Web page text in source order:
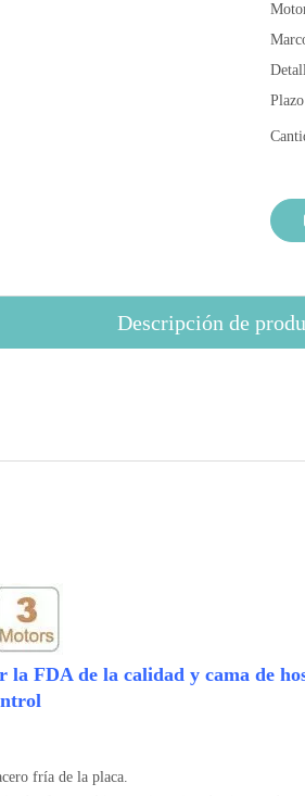
Descripción de
la FDA de la calidad y cama de
fría de la placa.